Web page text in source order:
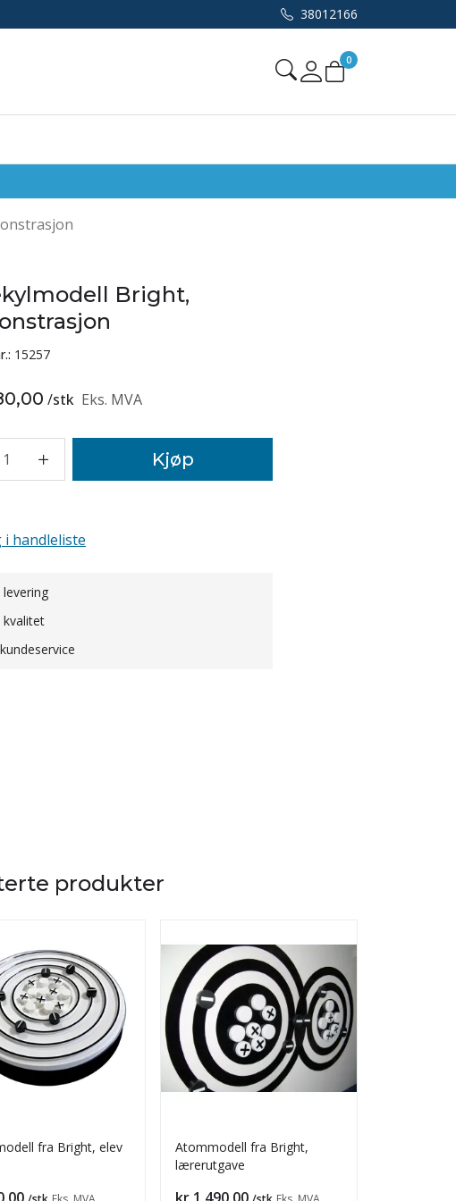
38012166
Mine sider
0
Bright,
15257
/stk Eks. MVA
1 Kjøp
i handleliste
levering
kvalitet
produkter
fra Bright, elev
Atommodell fra Bright,
lærerutgave
Pris
kr 1 490,00